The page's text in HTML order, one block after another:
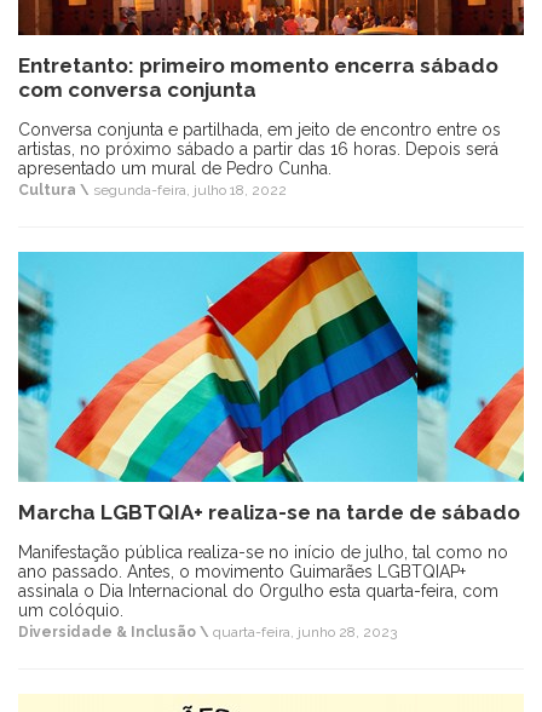
Entretanto: primeiro momento encerra sábado
com conversa conjunta
Conversa conjunta e partilhada, em jeito de encontro entre os
artistas, no próximo sábado a partir das 16 horas. Depois será
apresentado um mural de Pedro Cunha.
Cultura \ segunda-feira, julho 18, 2022
Marcha LGBTQIA+ realiza-se na tarde de sábado
Manifestação pública realiza-se no início de julho, tal como no
ano passado. Antes, o movimento Guimarães LGBTQIAP+
assinala o Dia Internacional do Orgulho esta quarta-feira, com
um colóquio.
Diversidade & Inclusão \ quarta-feira, junho 28, 2023